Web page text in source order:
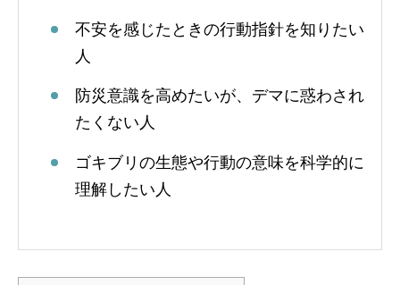
不安を感じたときの行動指針を知りたい
人
防災意識を高めたいが、デマに惑わされ
たくない人
ゴキブリの生態や行動の意味を科学的に
理解したい人